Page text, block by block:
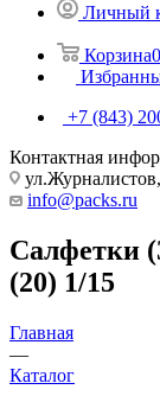
Личный
Корзина0
+7 (843)
Контактная
info@packs.ru
Салфетки
(20) 1/15
Главная
—
Каталог